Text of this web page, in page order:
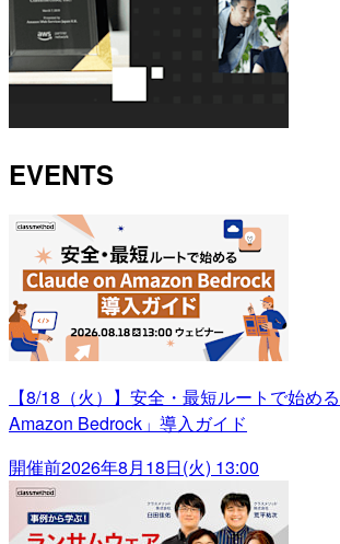
EVENTS
【8/18（火）】安全・最短ルートで始め
Amazon Bedrock」導入ガイド
開催前2026年8月18日(火) 13:00